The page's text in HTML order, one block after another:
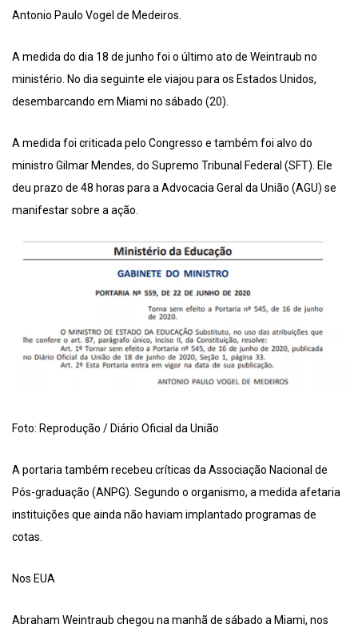
Antonio Paulo Vogel de Medeiros.
A medida do dia 18 de junho foi o último ato de Weintraub no
ministério. No dia seguinte ele viajou para os Estados Unidos,
desembarcando em Miami no sábado (20).
A medida foi criticada pelo Congresso e também foi alvo do
ministro Gilmar Mendes, do Supremo Tribunal Federal (SFT). Ele
deu prazo de 48 horas para a Advocacia Geral da União (AGU) se
manifestar sobre a ação.
Foto: Reprodução / Diário Oficial da União
A portaria também recebeu críticas da Associação Nacional de
Pós-graduação (ANPG). Segundo o organismo, a medida afetaria
instituições que ainda não haviam implantado programas de
cotas.
Nos EUA
Abraham Weintraub chegou na manhã de sábado a Miami, nos